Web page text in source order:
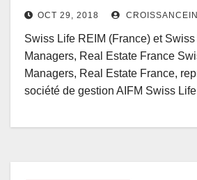
OCT 29, 2018
Swiss Life REIM (France) et
Managers, Real Estate France
Managers, Real Estate France,
société de gestion AIFM Swiss